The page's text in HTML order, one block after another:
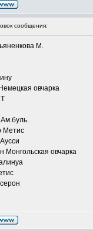
сообщения:
М.
овчарка
Метис
овчарка